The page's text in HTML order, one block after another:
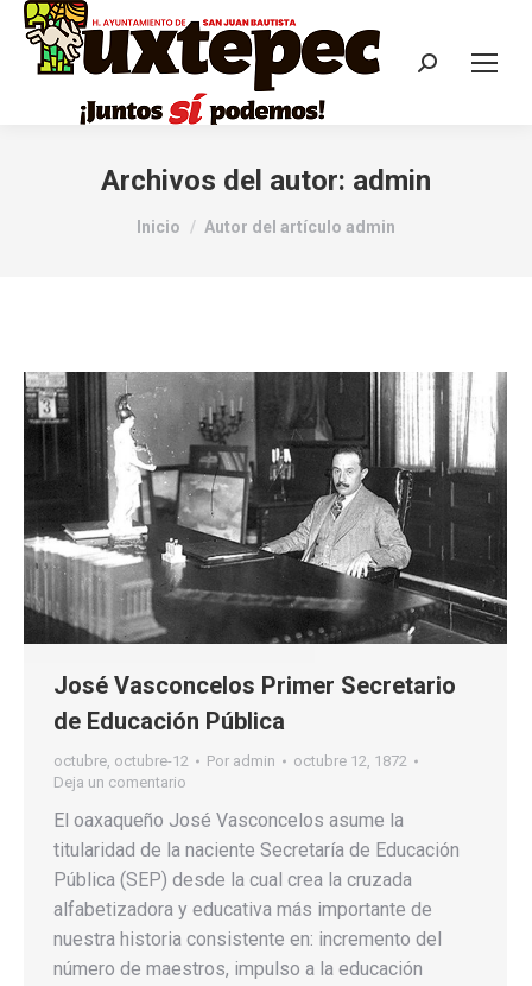
Archivos del autor: admin
Estás aquí:
Inicio Autor del artículo admin
José Vasconcelos Primer Secretario
de Educación Pública
octubre, octubre-12 Por admin
octubre 12, 1872
Deja un comentario
El oaxaqueño José Vasconcelos asume la
titularidad de la naciente Secretaría de Educación
Pública (SEP) desde la cual crea la cruzada
alfabetizadora y educativa más importante de
nuestra historia consistente en: incremento del
número de maestros, impulso a la educación